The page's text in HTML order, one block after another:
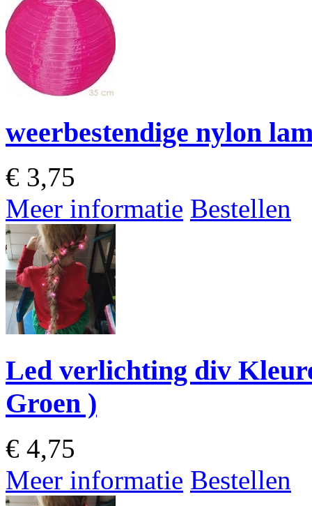
weerbestendige nylon
€ 3,75
Meer informatie Bestellen
Led verlichting div
Groen )
€ 4,75
Meer informatie Bestellen